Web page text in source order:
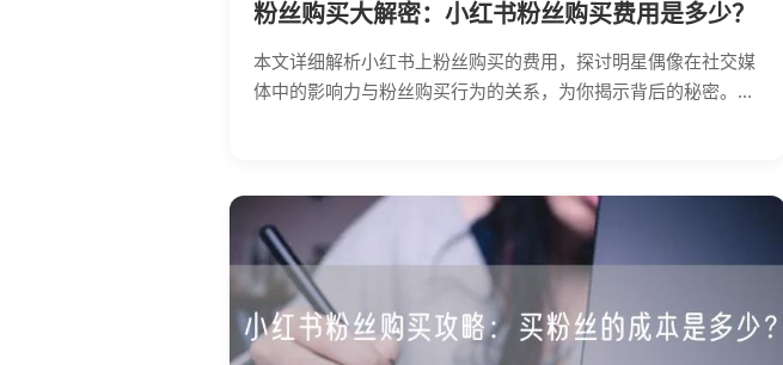
粉丝购买大解密：小红书粉丝购买费用是多少？
本文详细解析小红书上粉丝购买的费用，探讨明星偶像在社交媒
体中的影响力与粉丝购买行为的关系，为你揭示背后的秘密。...